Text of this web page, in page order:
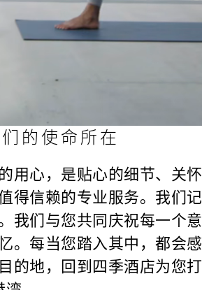
的使命所在
用心，是贴心的细节、关怀
得信赖的专业服务。我们记
我们与您共同庆祝每一个意
。每当您踏入其中，都会感
的地，回到四季酒店为您打